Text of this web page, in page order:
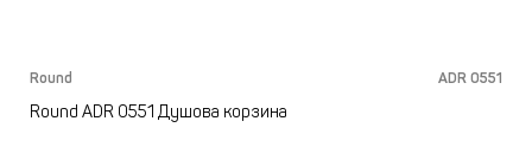
Round ADR 0551
Round ADR 0551 Душова корзина